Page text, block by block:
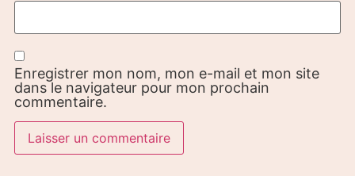
Enregistrer mon nom, mon e-mail et mon site
dans le navigateur pour mon prochain
commentaire.